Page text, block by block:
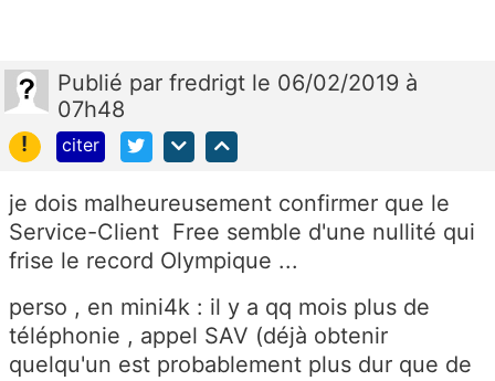
Publié par fredrigt le 06/02/2019 à
07h48
!
citer
je dois malheureusement confirmer que le
Service-Client Free semble d'une nullité qui
frise le record Olympique ...
perso , en mini4k : il y a qq mois plus de
téléphonie , appel SAV (déjà obtenir
quelqu'un est probablement plus dur que de